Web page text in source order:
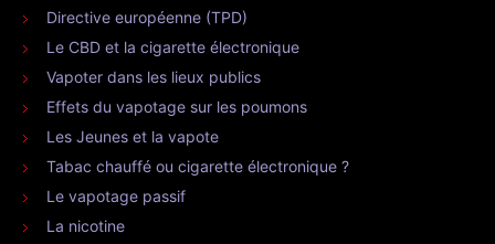
Directive européenne (TPD)
Le CBD et la cigarette électronique
Vapoter dans les lieux publics
Effets du vapotage sur les poumons
Les Jeunes et la vapote
Tabac chauffé ou cigarette électronique ?
Le vapotage passif
La nicotine